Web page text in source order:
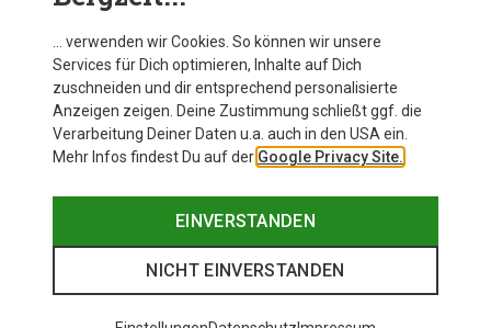
… verwenden wir Cookies. So können wir unsere
Services für Dich optimieren, Inhalte auf Dich
zuschneiden und dir entsprechend personalisierte
Anzeigen zeigen. Deine Zustimmung schließt ggf. die
Verarbeitung Deiner Daten u.a. auch in den USA ein.
Mehr Infos findest Du auf der Google Privacy Site.
EINVERSTANDEN
NICHT EINVERSTANDEN